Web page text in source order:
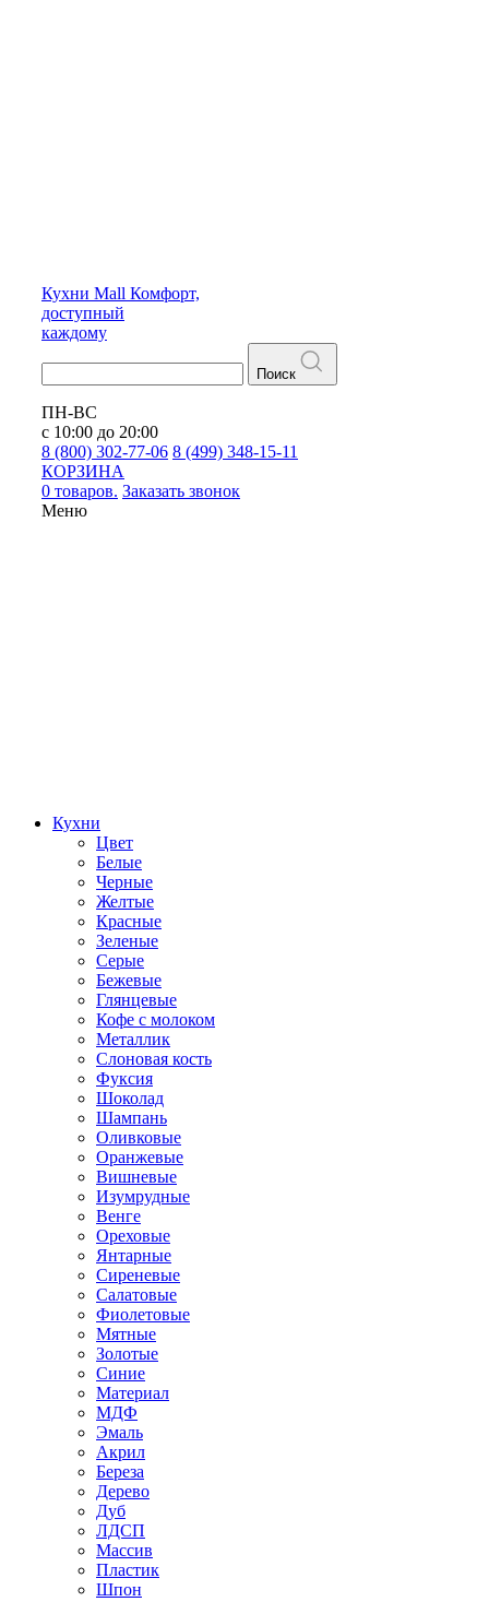
Кухни Mall Комфорт,
доступный
каждому
Поиск
ПН-ВС
с 10:00 до 20:00
8 (800) 302-77-06 8 (499) 348-15-11
КОРЗИНА
0 товаров. Заказать звонок
Меню
Кухни
Цвет
Белые
Черные
Желтые
Красные
Зеленые
Серые
Бежевые
Глянцевые
Кофе с молоком
Металлик
Слоновая кость
Фуксия
Шоколад
Шампань
Оливковые
Оранжевые
Вишневые
Изумрудные
Венге
Ореховые
Янтарные
Сиреневые
Салатовые
Фиолетовые
Мятные
Золотые
Синие
Материал
МДФ
Эмаль
Акрил
Береза
Дерево
Дуб
ЛДСП
Массив
Пластик
Шпон